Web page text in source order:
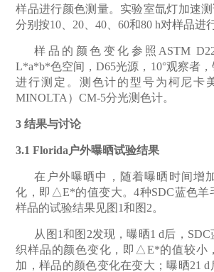
样品进行颜色测量。实验室氙灯加速
分别按10 20 、40 、60和80 h对样品进
样品的颜色变化参照ASTM
L*a*b*色空间，D65光源， 10°观察者
进行测定。测色计的型号为柯尼卡
MINOLTA ）CM-5分光测色计。
3 结果与讨论
3.1 Florida 户外曝晒试验结果
在户外曝晒中，随着曝晒时间增
化，即△E*的值变大。4种SDC蓝色羊
样品的试验结果见图 1和图 2。
从图1和图 2发现，曝晒1 d后， SDC
织样品的颜色变化，即 △E*的值较小
加，样品的颜色变化在变大；曝晒21 d